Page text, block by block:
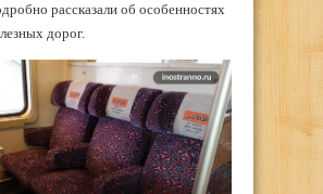
рассказали об особенностях
дорог.